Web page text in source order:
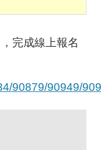
完成線上報名
90879/90949/